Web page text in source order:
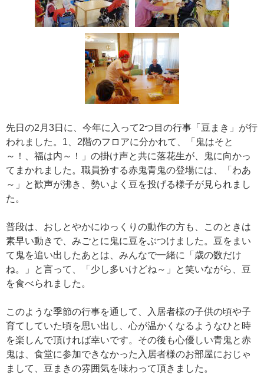
先日の2月3日に、今年に入って2つ目の行事「豆まき」が行
われました。1、2階のフロアに分かれて、「鬼はそと
～！、福は内～！」の掛け声と共に落花生が、鬼に向かっ
てまかれました。職員扮する赤鬼青鬼の登場には、「わあ
～」と歓声が沸き、勢いよく豆を投げる様子が見られまし
た。
普段は、おしとやかにゆっくりの動作の方も、このときは
素早い動きで、みごとに鬼に豆をぶつけました。豆をまい
て鬼を追い出したあとは、みんなで一緒に「歳の数だけ
ね。」と言って、「少し多いけどね～」と笑いながら、豆
を食べられました。
このような季節の行事を通して、入居者様の子供の頃や子
育てしていた頃を思い出し、心が温かくなるようなひと時
を楽しんで頂ければ幸いです。その後も心優しい青鬼と赤
鬼は、食堂に参加できなかった入居者様のお部屋におじゃ
まして、豆まきの雰囲気を味わって頂きました。